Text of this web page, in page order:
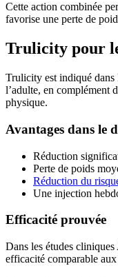
Cette action combinée
favorise une perte de
Trulicity pour
Trulicity est indiqué dans
l’adulte, en complément
physique.
Avantages dans le
Réduction
Perte de poids
Réduction du
Une injection
Efficacité prouvée
Dans les études
efficacité comparable